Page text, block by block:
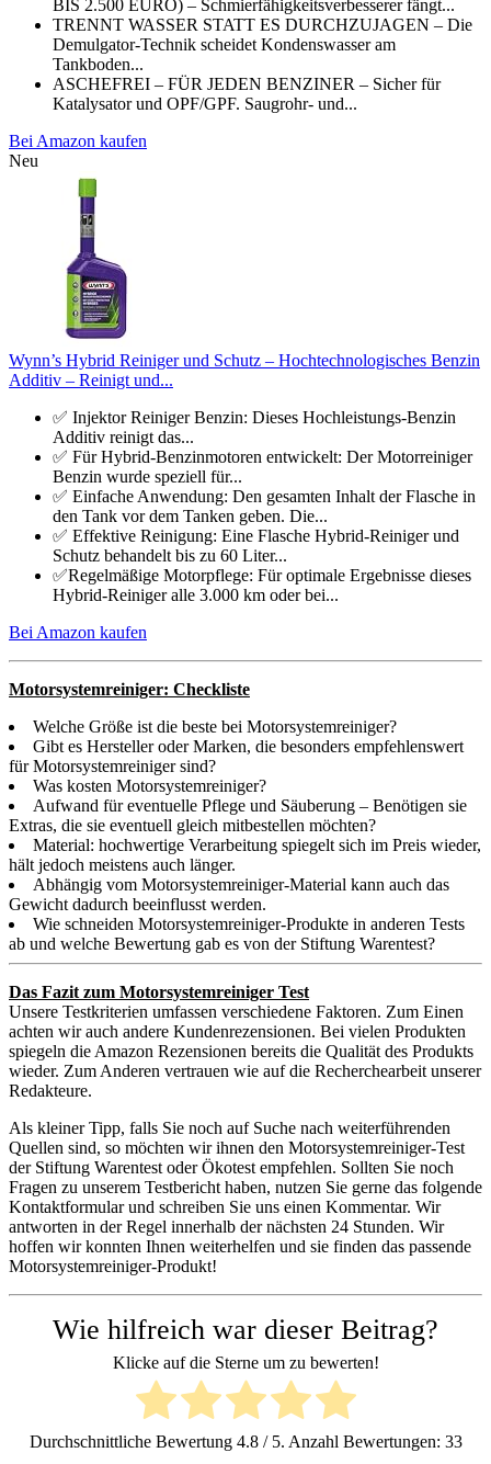
BIS 2.500 EURO) – Schmierfähigkeitsverbesserer fängt...
TRENNT WASSER STATT ES DURCHZUJAGEN – Die
Demulgator-Technik scheidet Kondenswasser am
Tankboden...
ASCHEFREI – FÜR JEDEN BENZINER – Sicher für
Katalysator und OPF/GPF. Saugrohr- und...
Bei Amazon kaufen
Neu
Wynn’s Hybrid Reiniger und Schutz – Hochtechnologisches Benzin
Additiv – Reinigt und...
✅ Injektor Reiniger Benzin: Dieses Hochleistungs-Benzin
Additiv reinigt das...
✅ Für Hybrid-Benzinmotoren entwickelt: Der Motorreiniger
Benzin wurde speziell für...
✅ Einfache Anwendung: Den gesamten Inhalt der Flasche in
den Tank vor dem Tanken geben. Die...
✅ Effektive Reinigung: Eine Flasche Hybrid-Reiniger und
Schutz behandelt bis zu 60 Liter...
✅Regelmäßige Motorpflege: Für optimale Ergebnisse dieses
Hybrid-Reiniger alle 3.000 km oder bei...
Bei Amazon kaufen
Motorsystemreiniger: Checkliste
Welche Größe ist die beste bei Motorsystemreiniger?
Gibt es Hersteller oder Marken, die besonders empfehlenswert
für Motorsystemreiniger sind?
Was kosten Motorsystemreiniger?
Aufwand für eventuelle Pflege und Säuberung – Benötigen sie
Extras, die sie eventuell gleich mitbestellen möchten?
Material: hochwertige Verarbeitung spiegelt sich im Preis wieder,
hält jedoch meistens auch länger.
Abhängig vom Motorsystemreiniger-Material kann auch das
Gewicht dadurch beeinflusst werden.
Wie schneiden Motorsystemreiniger-Produkte in anderen Tests
ab und welche Bewertung gab es von der Stiftung Warentest?
Das Fazit zum Motorsystemreiniger Test
Unsere Testkriterien umfassen verschiedene Faktoren. Zum Einen
achten wir auch andere Kundenrezensionen. Bei vielen Produkten
spiegeln die Amazon Rezensionen bereits die Qualität des Produkts
wieder. Zum Anderen vertrauen wie auf die Recherchearbeit unserer
Redakteure.
Als kleiner Tipp, falls Sie noch auf Suche nach weiterführenden
Quellen sind, so möchten wir ihnen den Motorsystemreiniger-Test
der Stiftung Warentest oder Ökotest empfehlen. Sollten Sie noch
Fragen zu unserem Testbericht haben, nutzen Sie gerne das folgende
Kontaktformular und schreiben Sie uns einen Kommentar. Wir
antworten in der Regel innerhalb der nächsten 24 Stunden. Wir
hoffen wir konnten Ihnen weiterhelfen und sie finden das passende
Motorsystemreiniger-Produkt!
Wie hilfreich war dieser Beitrag?
Klicke auf die Sterne um zu bewerten!
Durchschnittliche Bewertung 4.8/ 5. Anzahl Bewertungen: 33